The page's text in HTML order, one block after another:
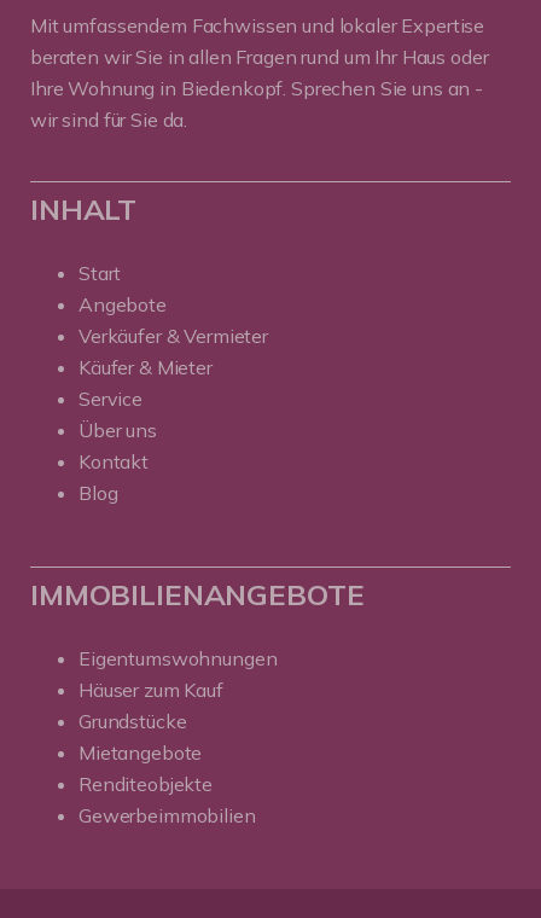
Mit umfassendem Fachwissen und lokaler Expertise
beraten wir Sie in allen Fragen rund um Ihr Haus oder
Ihre Wohnung in Biedenkopf. Sprechen Sie uns an -
wir sind für Sie da.
INHALT
Start
Angebote
Verkäufer & Vermieter
Käufer & Mieter
Service
Über uns
Kontakt
Blog
IMMOBILIENANGEBOTE
Eigentumswohnungen
Häuser zum Kauf
Grundstücke
Mietangebote
Renditeobjekte
Gewerbeimmobilien